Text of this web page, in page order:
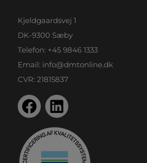
Kjeldgaardsvej 1
DK-9300 Sæby
Telefon: +45 9846 1333
Email: info@dmtonline.dk
CVR: 21815837